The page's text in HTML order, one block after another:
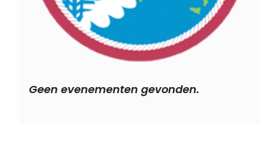
Geen evenementen gevonden.